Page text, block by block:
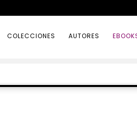
COLECCIONES AUTORES